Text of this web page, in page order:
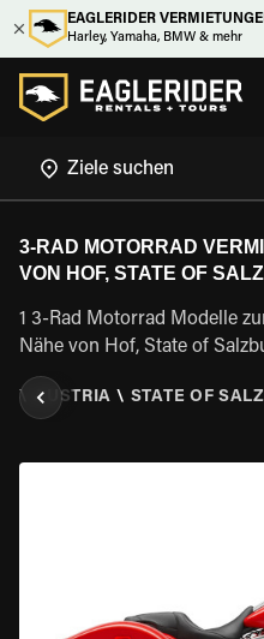
EAGLERIDER
Harley, Yamaha, BMW & mehr
3-RAD MOTORRAD
VON HOF, STATE OF
1 3-Rad Motorrad Modelle
Nähe von Hof, State of
\ AUSTRIA \ STATE OF